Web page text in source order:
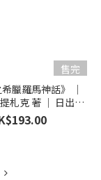
售完
希臘羅馬神話》 ｜
札克 著 ｜ 日出出
版